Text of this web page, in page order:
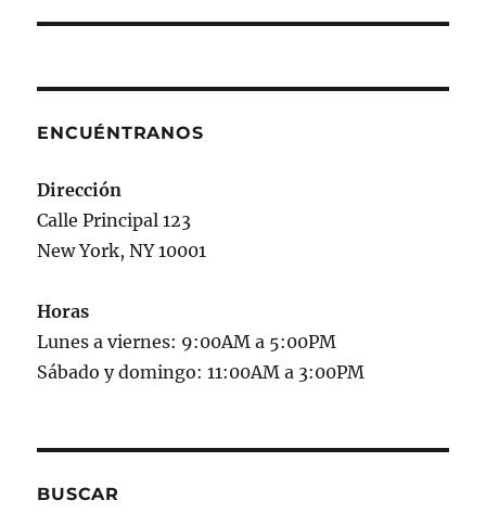
ENCUÉNTRANOS
Dirección
Calle Principal 123
New York, NY 10001
Horas
Lunes a viernes: 9:00AM a 5:00PM
Sábado y domingo: 11:00AM a 3:00PM
BUSCAR